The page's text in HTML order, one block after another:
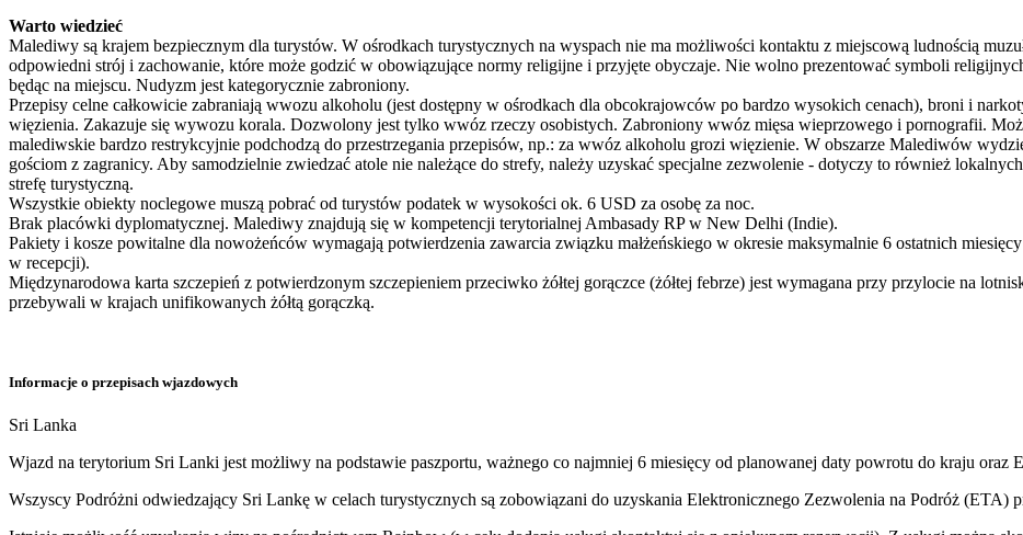
Warto wiedzieć
Malediwy są krajem bezpiecznym dla turystów. W ośrodkach turystycznych na wyspach nie ma możliwości kontaktu z miejscową ludnością
odpowiedni strój i zachowanie, które może godzić w obowiązujące normy religijne i przyjęte obyczaje. Nie wolno prezentować symboli
będąc na miejscu. Nudyzm jest kategorycznie zabroniony.
Przepisy celne całkowicie zabraniają wwozu alkoholu (jest dostępny w ośrodkach dla obcokrajowców po bardzo wysokich cenach), broni i
więzienia. Zakazuje się wywozu korala. Dozwolony jest tylko wwóz rzeczy osobistych. Zabroniony wwóz mięsa wieprzowego i pornografii.
malediwskie bardzo restrykcyjnie podchodzą do przestrzegania przepisów, np.: za wwóz alkoholu grozi więzienie. W obszarze Malediwów
gościom z zagranicy. Aby samodzielnie zwiedzać atole nie należące do strefy, należy uzyskać specjalne zezwolenie - dotyczy to również
strefę turystyczną.
Wszystkie obiekty noclegowe muszą pobrać od turystów podatek w wysokości ok. 6 USD za osobę za noc.
Brak placówki dyplomatycznej. Malediwy znajdują się w kompetencji terytorialnej Ambasady RP w New Delhi (Indie).
Pakiety i kosze powitalne dla nowożeńców wymagają potwierdzenia zawarcia związku małżeńskiego w okresie maksymalnie 6 ostatnich
w recepcji).
Międzynarodowa karta szczepień z potwierdzonym szczepieniem przeciwko żółtej gorączce (żółtej febrze) jest wymagana przy przylocie na
przebywali w krajach unifikowanych żółtą gorączką.
Informacje o przepisach wjazdowych
Sri Lanka
Wjazd na terytorium Sri Lanki jest możliwy na podstawie paszportu, ważnego co najmniej 6 miesięcy od planowanej daty powrotu do kraju oraz
Wszyscy Podróżni odwiedzający Sri Lankę w celach turystycznych są zobowiązani do uzyskania Elektronicznego Zezwolenia na Podróż (ETA)